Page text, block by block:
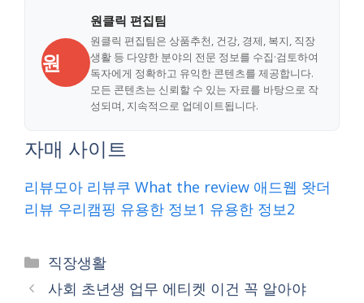
원
원클릭 편집팀
원클릭 편집팀은 상품추천, 건강, 경제, 복지, 직장
생활 등 다양한 분야의 전문 정보를 수집·검토하여
독자에게 정확하고 유익한 콘텐츠를 제공합니다.
모든 콘텐츠는 신뢰할 수 있는 자료를 바탕으로 작
성되며, 지속적으로 업데이트됩니다.
자매 사이트
리뷰모아 리뷰쿠 What the review 애드웹 왓더
리뷰 우리캠핑 유용한 정보1 유용한 정보2
Categories
직장생활
사회 초년생 업무 에티켓 이건 꼭 알아야